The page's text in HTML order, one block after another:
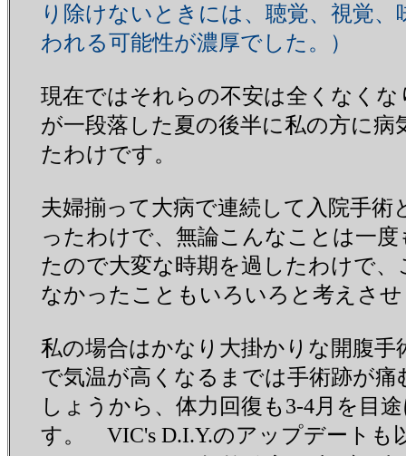
り除けないときには、聴覚、視覚、
われる可能性が濃厚でした。）
現在ではそれらの不安は全くなくな
が一段落した夏の後半に私の方に病
たわけです。
夫婦揃って大病で連続して入院手術
ったわけで、無論こんなことは一度
たので大変な時期を過したわけで、
なかったこともいろいろと考えさ
私の場合はかなり大掛かりな開腹手
で気温が高くなるまでは手術跡が痛
しょうから、体力回復も3-4月を目
す。 VIC's D.I.Y.のアップデートも